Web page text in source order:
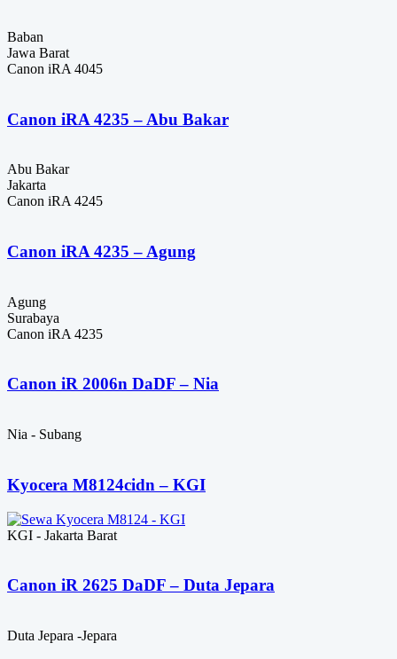
Baban
Jawa Barat
Canon iRA 4045
Canon iRA 4235 – Abu Bakar
Abu Bakar
Jakarta
Canon iRA 4245
Canon iRA 4235 – Agung
Agung
Surabaya
Canon iRA 4235
Canon iR 2006n DaDF – Nia
Nia - Subang
Kyocera M8124cidn – KGI
KGI - Jakarta Barat
Canon iR 2625 DaDF – Duta Jepara
Duta Jepara -Jepara